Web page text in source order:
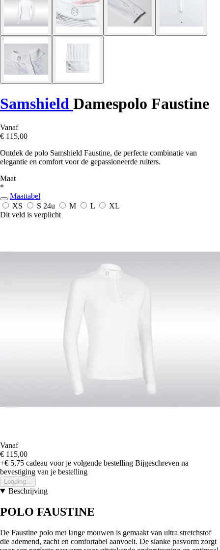
Samshield Damespolo Faustine
Vanaf
€ 115,00
Ontdek de polo Samshield Faustine, de perfecte combinatie van
elegantie en comfort voor de gepassioneerde ruiters.
Maat
*
Maattabel
XS
S 24u M L
XL
Dit veld is verplicht
Vanaf
€ 115,00
+€ 5,75 cadeau voor je volgende bestelling Bijgeschreven na
bevestiging van je bestelling
Loading...
Beschrijving
POLO FAUSTINE
De Faustine polo met lange mouwen is gemaakt van ultra stretchstof
die ademend, zacht en comfortabel aanvoelt. De slanke pasvorm zorgt